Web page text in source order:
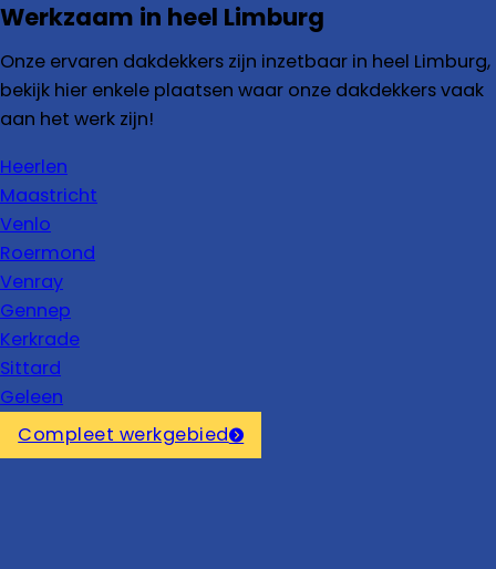
Werkzaam in heel Limburg
Onze ervaren dakdekkers zijn inzetbaar in heel Limburg,
bekijk hier enkele plaatsen waar onze dakdekkers vaak
aan het werk zijn!
Heerlen
Maastricht
Venlo
Roermond
Venray
Gennep
Kerkrade
Sittard
Geleen
Compleet werkgebied